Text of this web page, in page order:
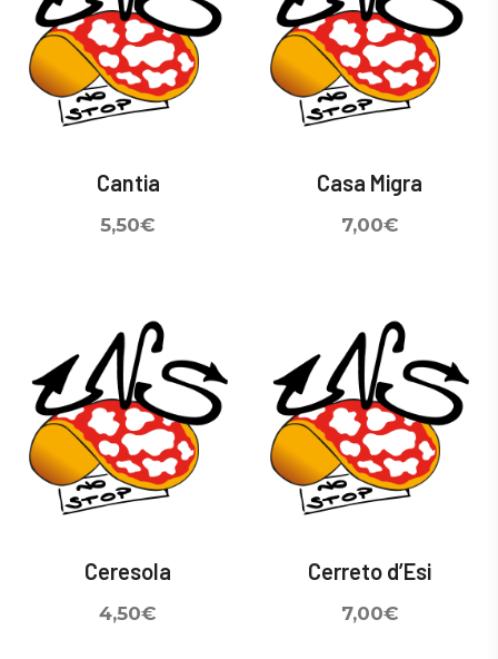
Cantia
5,50€
Casa Migra
7,00€
Ceresola
4,50€
Cerreto d’Esi
7,00€